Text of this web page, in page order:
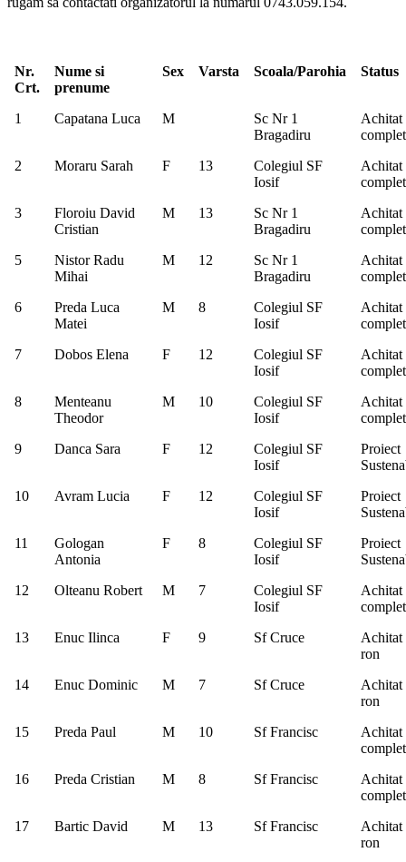
Nr.
Crt.
Nume si
prenume
Sex Varsta Scoala/Parohia Status
1 Capatana Luca M
Sc Nr 1
Bragadiru
Achitat
complet
2
Moraru Sarah F 13
Colegiul SF
Iosif
Achitat
complet
3
Floroiu David
Cristian
M 13
Sc Nr 1
Bragadiru
Achitat
complet
5
Nistor Radu
Mihai
M 12
Sc Nr 1
Bragadiru
Achitat
complet
6
Preda Luca
Matei
M 8
Colegiul SF
Iosif
Achitat
complet
7
Dobos Elena F 12
Colegiul SF
Iosif
Achitat
complet
8
Menteanu
Theodor
M 10
Colegiul SF
Iosif
Achitat
complet
9
Danca Sara F 12
Colegiul SF
Iosif
Proiect
10
Avram Lucia F 12
Colegiul SF
Iosif
Proiect
11
Gologan
Antonia
F 8
Colegiul SF
Iosif
Proiect
12
Olteanu Robert M 7
Colegiul SF
Iosif
Achitat
complet
13
Enuc Ilinca F 9 Sf Cruce
Achitat
ron
14
Enuc Dominic M 7 Sf Cruce
Achitat
ron
15
Preda Paul M 10 Sf Francisc
Achitat
complet
16
Preda Cristian M 8 Sf Francisc
Achitat
complet
17
Bartic David M 13 Sf Francisc
Achitat
ron